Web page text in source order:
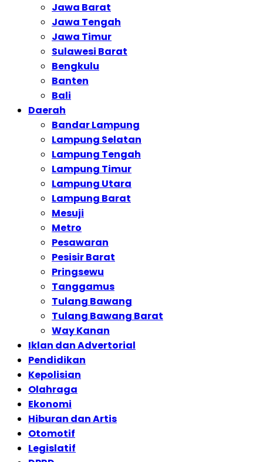
Jawa Barat
Jawa Tengah
Jawa Timur
Sulawesi Barat
Bengkulu
Banten
Bali
Daerah
Bandar Lampung
Lampung Selatan
Lampung Tengah
Lampung Timur
Lampung Utara
Lampung Barat
Mesuji
Metro
Pesawaran
Pesisir Barat
Pringsewu
Tanggamus
Tulang Bawang
Tulang Bawang Barat
Way Kanan
Iklan dan Advertorial
Pendidikan
Kepolisian
Olahraga
Ekonomi
Hiburan dan Artis
Otomotif
Legislatif